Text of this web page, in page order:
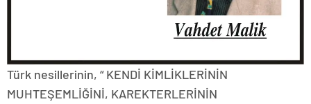
Türk nesillerinin, “ KENDİ KİMLİKLERİNİN
MUHTEŞEMLİĞİNİ, KAREKTERLERİNİN